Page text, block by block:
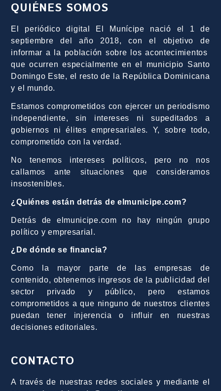
QUIÉNES SOMOS
El periódico digital El Munícipe nació el 1 de
septiembre del año 2018, con el objetivo de
informar a la población sobre los acontecimientos
que ocurren especialmente en el municipio Santo
Domingo Este, el resto de la República Dominicana
y el mundo.
Estamos comprometidos con ejercer un periodismo
independiente, sin intereses ni supeditados a
gobiernos ni élites empresariales. Y, sobre todo,
comprometido con la verdad.
No tenemos intereses políticos, pero no nos
callamos ante situaciones que consideramos
insostenibles.
¿Quiénes están detrás de elmunicipe.com?
Detrás de elmunicipe.com no hay ningún grupo
político y empresarial.
¿De dónde se financia?
Como la mayor parte de las empresas de
contenido, obtenemos ingresos de la publicidad del
sector privado y público, pero estamos
comprometidos a que ninguno de nuestros clientes
puedan tener injerencia o influir en nuestras
decisiones editoriales.
CONTACTO
A través de nuestras redes sociales y mediante el